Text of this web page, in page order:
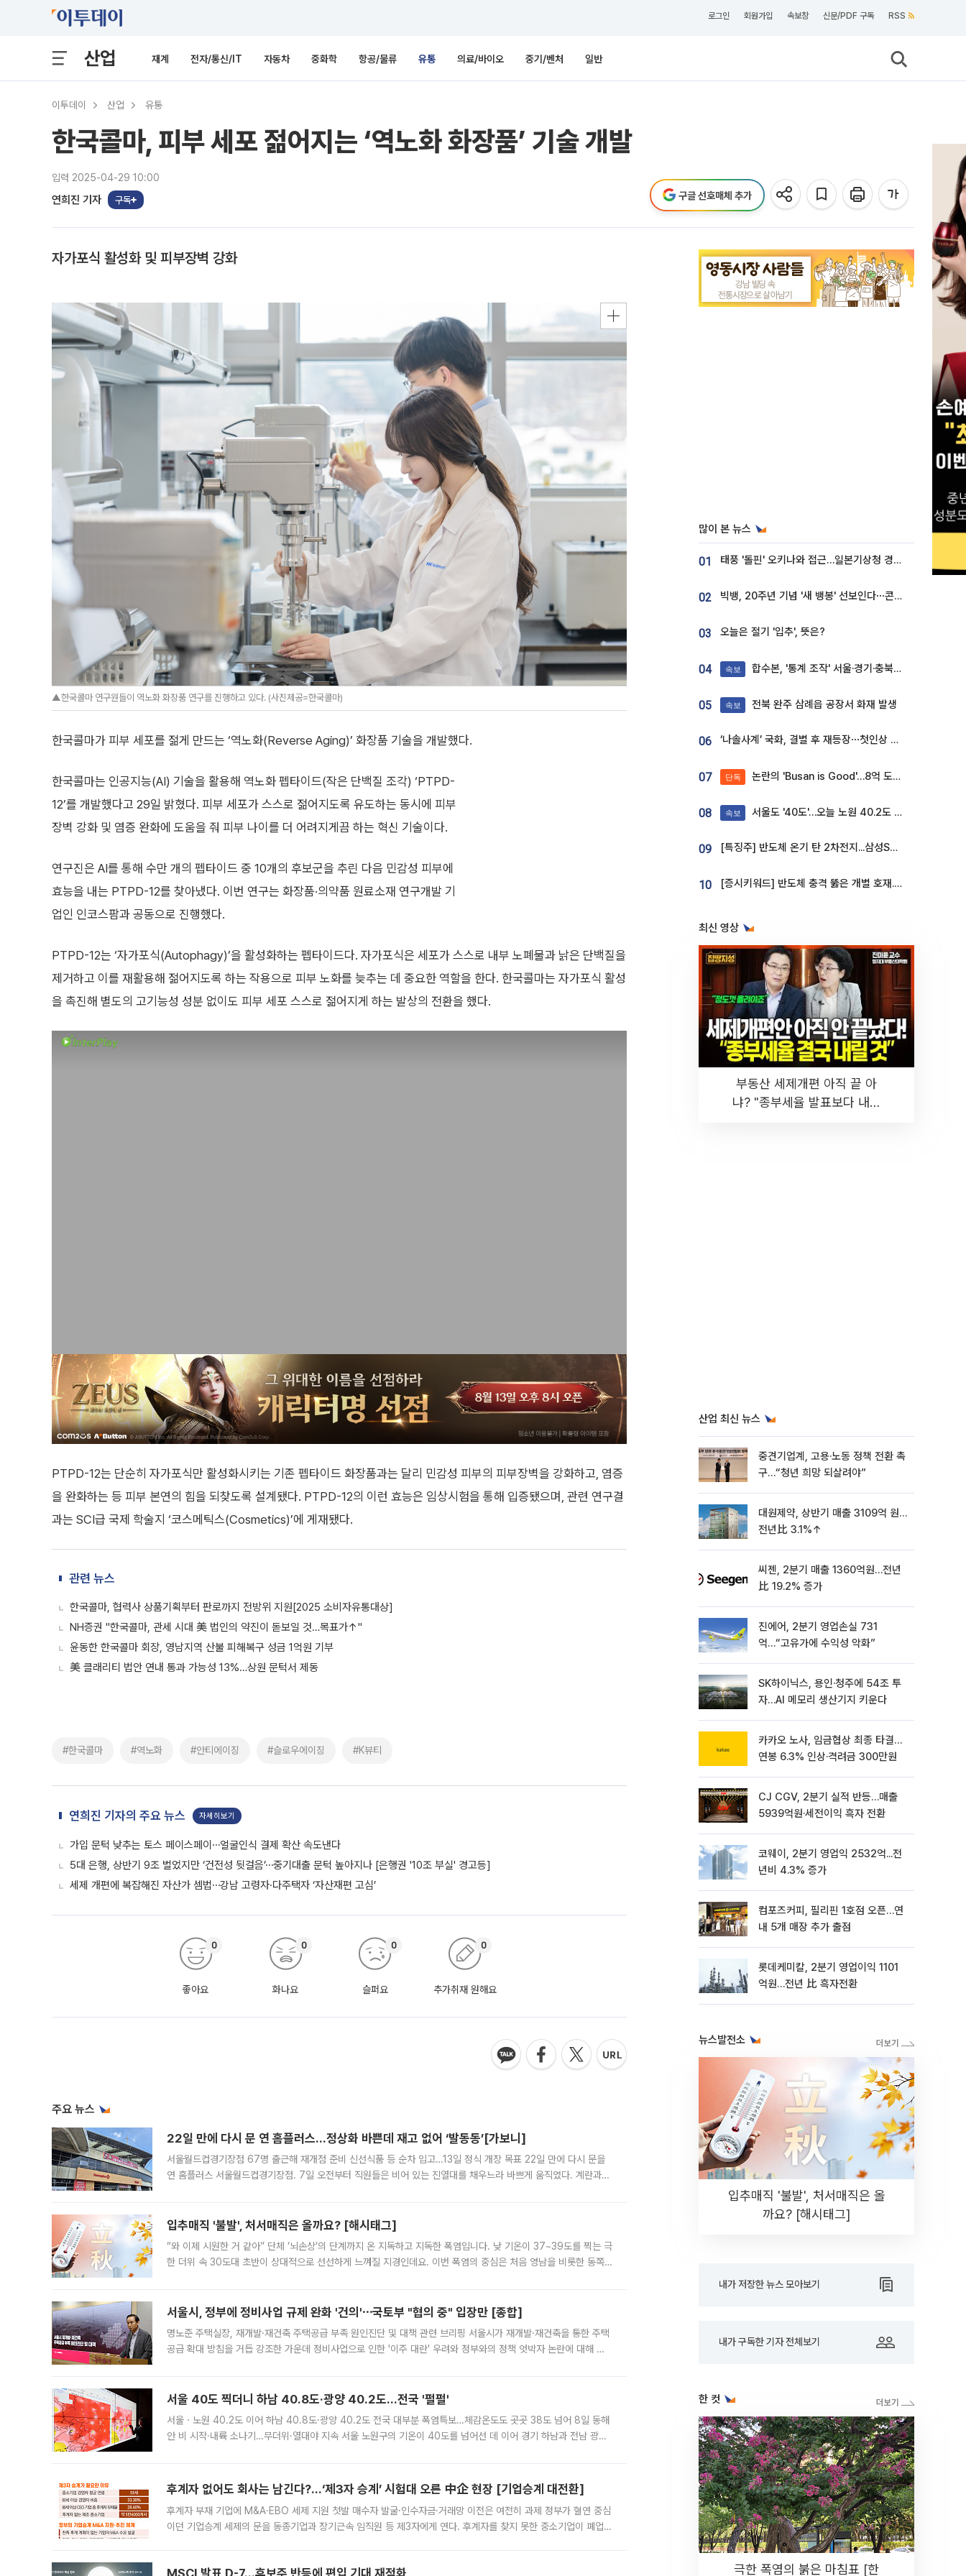
로그인 회원가입 속보창 신문/PDF 구독 RSS
산업 재계 전자/통신/IT 자동차 중화학 항공/물류 유통 의료/바이오 중기/벤처 일반
이투데이 산업 유통
한국콜마, 피부 세포 젊어지는 ‘역노화 화장품’ 기술 개발
입력 2025-04-29 10:00
연희진 기자 구독 구글 선호매체 추가
자가포식 활성화 및 피부장벽 강화
▲한국콜마 연구원들이 역노화 화장품 연구를 진행하고 있다. (사진제공=한국콜마)
한국콜마가 피부 세포를 젊게 만드는 ‘역노화(Reverse Aging)’ 화장품 기술을 개발했다.
한국콜마는 인공지능(AI) 기술을 활용해 역노화 펩타이드(작은 단백질 조각) ‘PTPD-
12’를 개발했다고 29일 밝혔다. 피부 세포가 스스로 젊어지도록 유도하는 동시에 피부
장벽 강화 및 염증 완화에 도움을 줘 피부 나이를 더 어려지게끔 하는 혁신 기술이다.
연구진은 AI를 통해 수만 개의 펩타이드 중 10개의 후보군을 추린 다음 민감성 피부에
효능을 내는 PTPD-12를 찾아냈다. 이번 연구는 화장품·의약품 원료소재 연구개발 기
업인 인코스팜과 공동으로 진행했다.
PTPD-12는 ‘자가포식(Autophagy)’을 활성화하는 펩타이드다. 자가포식은 세포가 스스로 내부 노폐물과 낡은 단백질을
제거하고 이를 재활용해 젊어지도록 하는 작용으로 피부 노화를 늦추는 데 중요한 역할을 한다. 한국콜마는 자가포식 활성
을 촉진해 별도의 고기능성 성분 없이도 피부 세포 스스로 젊어지게 하는 발상의 전환을 했다.
PTPD-12는 단순히 자가포식만 활성화시키는 기존 펩타이드 화장품과는 달리 민감성 피부의 피부장벽을 강화하고, 염증
을 완화하는 등 피부 본연의 힘을 되찾도록 설계됐다. PTPD-12의 이런 효능은 임상시험을 통해 입증됐으며, 관련 연구결
과는 SCI급 국제 학술지 ‘코스메틱스(Cosmetics)’에 게재됐다.
관련 뉴스
한국콜마, 협력사 상품기획부터 판로까지 전방위 지원[2025 소비자유통대상]
NH증권 "한국콜마, 관세 시대 美 법인의 약진이 돋보일 것…목표가↑"
윤동한 한국콜마 회장, 영남지역 산불 피해복구 성금 1억원 기부
美 클래리티 법안 연내 통과 가능성 13%…상원 문턱서 제동
#한국콜마 #역노화 #안티에이징 #슬로우에이징 #K뷰티
연희진 기자의 주요 뉴스 자세히보기
가입 문턱 낮추는 토스 페이스페이⋯얼굴인식 결제 확산 속도낸다
5대 은행, 상반기 9조 벌었지만 ‘건전성 뒷걸음’⋯중기대출 문턱 높아지나 [은행권 '10조 부실' 경고등]
세제 개편에 복잡해진 자산가 셈법⋯강남 고령자·다주택자 ‘자산재편 고심’
좋아요
0
화나요
0
슬퍼요
0
추가취재 원해요
0
주요 뉴스
22일 만에 다시 문 연 홈플러스…정상화 바쁜데 재고 없어 ‘발동동’[가보니]
서울월드컵경기장점 67명 출근해 재개점 준비 신선식품 등 순차 입고…13일 정식 개장 목표 22일 만에 다시 문을
연 홈플러스 서울월드컵경기장점. 7일 오전부터 직원들은 비어 있는 진열대를 채우느라 바쁘게 움직였다. 계란과
입추매직 '불발', 처서매직은 올까요? [해시태그]
“와 이제 시원한 거 같아” 단체 ‘뇌손상’의 단계까지 온 지독하고 지독한 폭염입니다. 낮 기온이 37~39도를 찍는 극
한 더위 속 30도대 초반이 상대적으로 선선하게 느껴질 지경인데요. 이번 폭염의 중심은 처음 영남을 비롯한 동쪽
서울시, 정부에 정비사업 규제 완화 '건의'⋯국토부 "협의 중" 입장만 [종합]
명노준 주택실장, 재개발·재건축 주택공급 부족 원인진단 및 대책 관련 브리핑 서울시가 재개발·재건축을 통한 주택
공급 확대 방침을 거듭 강조한 가운데 정비사업으로 인한 '이주 대란' 우려와 정부와의 정책 엇박자 논란에 대해 정
서울 40도 찍더니 하남 40.8도·광양 40.2도…전국 '펄펄'
서울ㆍ노원 40.2도 이어 하남 40.8도·광양 40.2도 전국 대부분 폭염특보…체감온도도 곳곳 38도 넘어 8일 동해
안 비 시작·내륙 소나기…무더위·열대야 지속 서울 노원구의 기온이 40도를 넘어선 데 이어 경기 하남과 전남 광양
후계자 없어도 회사는 남긴다?…‘제3자 승계’ 시험대 오른 中企 현장 [기업승계 대전환]
후계자 부재 기업에 M&A·EBO 세제 지원 첫발 매수자 발굴·인수자금·거래망 이전은 여전히 과제 정부가 혈연 중심
이던 기업승계 세제의 문을 동종기업과 장기근속 임직원 등 제3자에게 연다. 후계자를 찾지 못한 중소기업이 폐업
MSCI 발표 D-7…후보주 반등에 편입 기대 재점화
많이 본 뉴스
01 태풍 '돌핀' 오키나와 접근…일본기상청 경로 업데이트
02 빅뱅, 20주년 기념 '새 뱅봉' 선보인다⋯콘서트 앞두고 팝업 개최
03 오늘은 절기 '입추', 뜻은?
04 속보 합수본, '통계 조작' 서울·경기·충북 선관위 등 추가 압수수색
05 속보 전북 완주 삼례읍 공장서 화재 발생
06 ‘나솔사계’ 국화, 결별 후 재등장⋯첫인상 투표 휩쓸고 ‘인기녀’ 등극
07 단독 논란의 'Busan is Good'…8억 도시브랜드, 용산 대통령실 CI 업체가 수행
08 속보 서울도 '40도'…오늘 노원 40.2도 기록
09 [특징주] 반도체 온기 탄 2차전지...삼성SDI, 장 초반 7% 넘게 껑충
10 [증시키워드] 반도체 충격 뚫은 개별 호재...포스코퓨처엠·에코프로·한화솔루션 '눈길'
최신 영상
부동산 세제개편 아직 끝 아
냐? "종부세율 발표보다 내릴
산업 최신 뉴스
중견기업계, 고용·노동 정책 전환 촉
구…“청년 희망 되살려야”
대원제약, 상반기 매출 3109억 원…
전년比 3.1%↑
씨젠, 2분기 매출 1360억원…전년
比 19.2% 증가
진에어, 2분기 영업손실 731
억…“고유가에 수익성 악화”
SK하이닉스, 용인·청주에 54조 투
자…AI 메모리 생산기지 키운다
카카오 노사, 임금협상 최종 타결…
연봉 6.3% 인상·격려금 300만원
CJ CGV, 2분기 실적 반등…매출
5939억원·세전이익 흑자 전환
코웨이, 2분기 영업익 2532억...전
년비 4.3% 증가
컴포즈커피, 필리핀 1호점 오픈…연
내 5개 매장 추가 출점
롯데케미칼, 2분기 영업이익 1101
억원…전년 比 흑자전환
뉴스발전소
입추매직 '불발', 처서매직은 올
까요? [해시태그]
내가 저장한 뉴스 모아보기
내가 구독한 기자 전체보기
한 컷
극한 폭염의 붉은 마침표 [한